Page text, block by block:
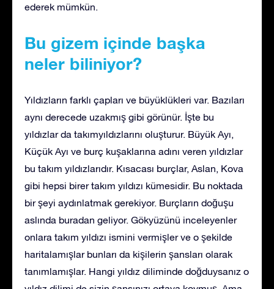
ederek mümkün.
Bu gizem içinde başka
neler biliniyor?
Yıldızların farklı çapları ve büyüklükleri var. Bazıları
aynı derecede uzakmış gibi görünür. İşte bu
yıldızlar da takımyıldızlarını oluşturur. Büyük Ayı,
Küçük Ayı ve burç kuşaklarına adını veren yıldızlar
bu takım yıldızlarıdır. Kısacası burçlar, Aslan, Kova
gibi hepsi birer takım yıldızı kümesidir. Bu noktada
bir şeyi aydınlatmak gerekiyor. Burçların doğuşu
aslında buradan geliyor. Gökyüzünü inceleyenler
onlara takım yıldızı ismini vermişler ve o şekilde
haritalamışlar bunları da kişilerin şansları olarak
tanımlamışlar. Hangi yıldız diliminde doğduysanız o